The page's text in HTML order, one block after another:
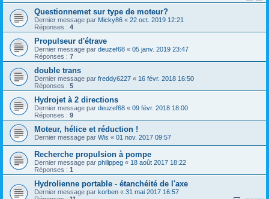
Questionnemet sur type de moteur?
Dernier message par Micky86 « 22 oct. 2019 12:21
Réponses : 4
Propulseur d'étrave
Dernier message par deuzef68 « 05 janv. 2019 23:47
Réponses : 7
double trans
Dernier message par freddy6227 « 16 févr. 2018 16:50
Réponses : 5
Hydrojet à 2 directions
Dernier message par deuzef68 « 09 févr. 2018 18:00
Réponses : 9
Moteur, hélice et réduction !
Dernier message par Wis « 01 nov. 2017 09:57
Recherche propulsion à pompe
Dernier message par philippeg « 18 août 2017 18:22
Réponses : 1
Hydrolienne portable - étanchéité de l'axe
Dernier message par korben « 31 mai 2017 16:57